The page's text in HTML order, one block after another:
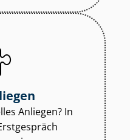
Anliegen? In